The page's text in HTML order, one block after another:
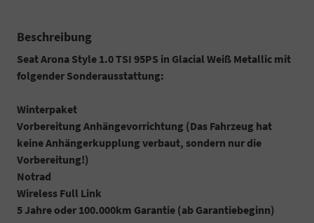
Beschreibung
Seat Arona Style 1.0 TSI 95PS in Glacial Weiß Metallic mit
folgender Sonderausstattung:
Winterpaket
Vorbereitung Anhängevorrichtung (Das Fahrzeug hat
keine Anhängerkupplung verbaut, sondern nur die
Vorbereitung!)
Notrad
Wireless Full Link
5 Jahre oder 100.000km Garantie (ab Garantiebeginn)